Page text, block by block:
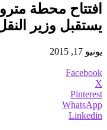
افتتاح محطة
يستقبل وزير
يونيو 17, 2015
Facebook
X
Pinterest
WhatsApp
Linkedin